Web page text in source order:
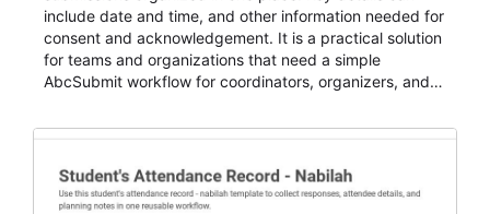
include date and time, and other information needed for
consent and acknowledgement. It is a practical solution
for teams and organizations that need a simple
AbcSubmit workflow for coordinators, organizers, and